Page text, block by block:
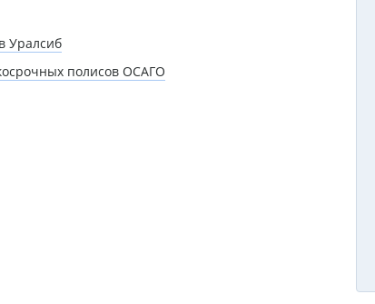
Уралсиб
полисов ОСАГО